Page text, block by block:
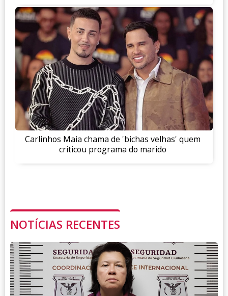
Carlinhos Maia chama de 'bichas velhas' quem
criticou programa do marido
NOTÍCIAS RECENTES